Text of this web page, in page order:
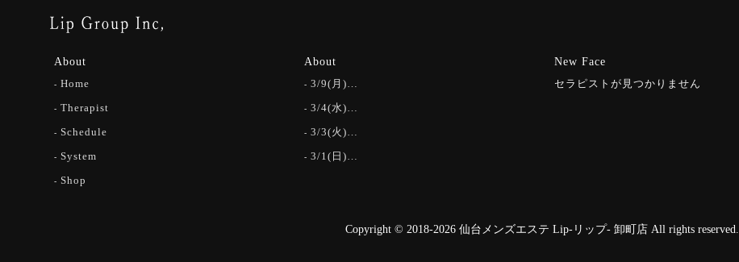
About
Home
Therapist
Schedule
System
Shop
About
3/9(月)…
3/4(水)…
3/3(火)…
3/1(日)…
New Face
セラピストが見つかりません
Copyright © 2018-2026 仙台メンズエステ Lip-リップ- 卸町店 All rights reserved.